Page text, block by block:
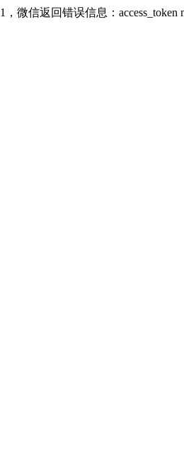
微信返回错误信息：access_token